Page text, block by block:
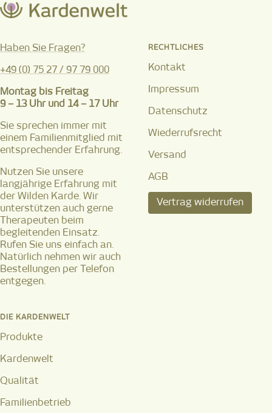
Haben Sie Fragen?
+49 (0) 75 27 / 97 79 000
Montag bis Freitag
9 – 13 Uhr und 14 – 17 Uhr
Sie sprechen immer mit
einem Familienmitglied mit
entsprechender Erfahrung.
Nutzen Sie unsere
langjährige Erfahrung mit
der Wilden Karde. Wir
unterstützen auch gerne
Therapeuten beim
begleitenden Einsatz.
Rufen Sie uns einfach an.
Natürlich nehmen wir auch
Bestellungen per Telefon
entgegen.
RECHTLICHES
Kontakt
Impressum
Datenschutz
Wiederrufsrecht
Versand
AGB
Vertrag widerrufen
DIE KARDENWELT
Produkte
Kardenwelt
Qualität
Familienbetrieb